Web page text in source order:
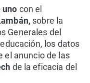
uno con el
sobre la
Generales del
los datos
el anuncio de las
de la eficacia del